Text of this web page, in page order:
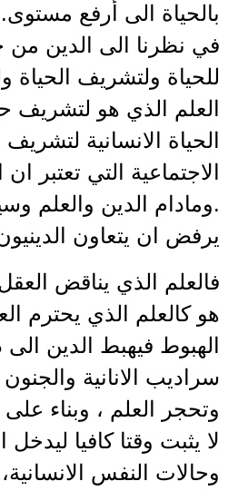
بالحياة الى أرفع
في نظرنا الى الدين من
للحياة ولتشريف
العلم الذي هو لتشريف
الحياة الانسانية
الاجتماعية التي تعتبر
.ومادام الدين والعلم
يرفض ان يتعاون
فالعلم الذي يناقض
هو كالعلم الذي يحترم
الهبوط فيهبط الدين
سراديب الانانية
وتحجر العلم ، وبناء
لا يثبت وقتا كافيا
وحالات النفس